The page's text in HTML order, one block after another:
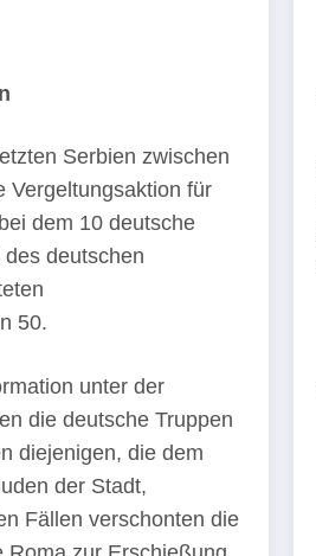
Serbien zwischen
Vergeltungsaktion für
dem 10 deutsche
deutschen
50.
unter der
die deutsche Truppen
diejenigen, die dem
der Stadt,
Fällen verschonten die